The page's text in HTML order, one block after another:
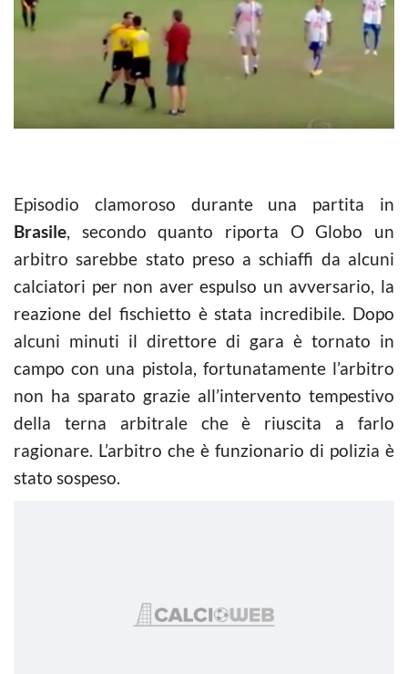
Episodio clamoroso durante una partita in
Brasile, secondo quanto riporta O Globo un
arbitro sarebbe stato preso a schiaffi da alcuni
calciatori per non aver espulso un avversario, la
reazione del fischietto è stata incredibile. Dopo
alcuni minuti il direttore di gara è tornato in
campo con una pistola, fortunatamente l’arbitro
non ha sparato grazie all’intervento tempestivo
della terna arbitrale che è riuscita a farlo
ragionare. L’arbitro che è funzionario di polizia è
stato sospeso.